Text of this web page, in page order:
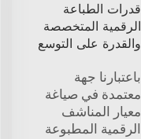
قدرات الطباعة
الرقمية المتخصصة
والقدرة على التوسع
باعتبارنا جهة
معتمدة في صياغة
معيار المناشف
الرقمية المطبوعة